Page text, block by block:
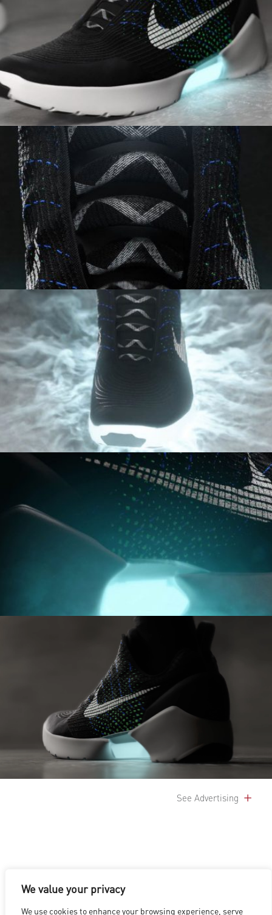
We value your privacy
We use cookies to enhance your browsing experience, serve
See Advertising
LOS ANGELES VANCOUVER MONTREAL LUXEMBOURG